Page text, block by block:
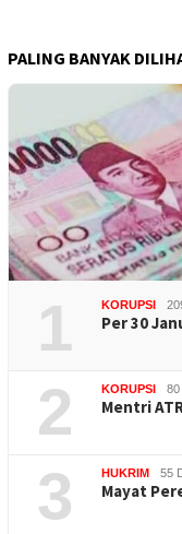
PALING BANYAK
1 KORUPSI
Per 30
2 KORUPSI 80
Mentri
3 HUKRIM 55
Mayat